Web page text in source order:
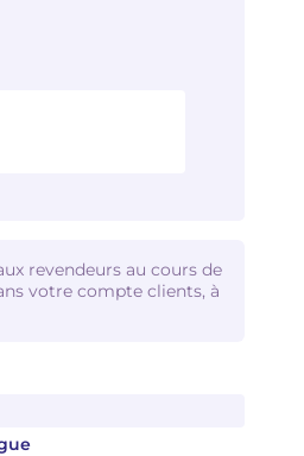
revendeurs au cours de
votre compte clients, à